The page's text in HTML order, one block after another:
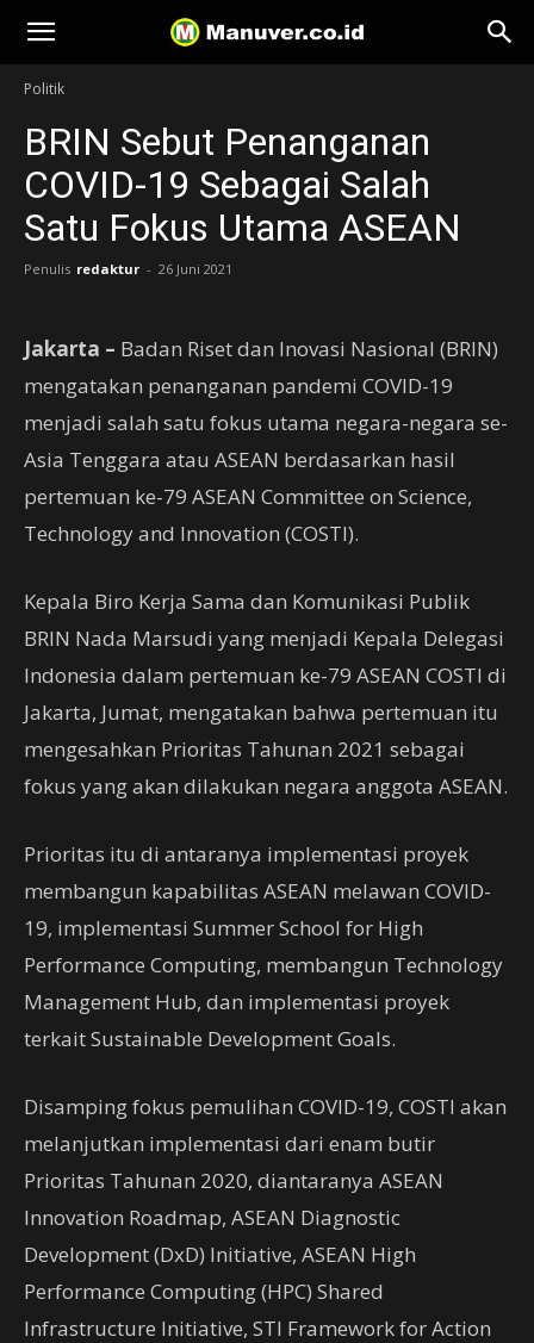
Manuver
Politik
BRIN Sebut Penanganan
COVID-19 Sebagai Salah
Satu Fokus Utama ASEAN
Penulis redaktur - 26 Juni 2021
Jakarta – Badan Riset dan Inovasi Nasional (BRIN)
mengatakan penanganan pandemi COVID-19
menjadi salah satu fokus utama negara-negara se-
Asia Tenggara atau ASEAN berdasarkan hasil
pertemuan ke-79 ASEAN Committee on Science,
Technology and Innovation (COSTI).
Kepala Biro Kerja Sama dan Komunikasi Publik
BRIN Nada Marsudi yang menjadi Kepala Delegasi
Indonesia dalam pertemuan ke-79 ASEAN COSTI di
Jakarta, Jumat, mengatakan bahwa pertemuan itu
mengesahkan Prioritas Tahunan 2021 sebagai
fokus yang akan dilakukan negara anggota ASEAN.
Prioritas itu di antaranya implementasi proyek
membangun kapabilitas ASEAN melawan COVID-
19, implementasi Summer School for High
Performance Computing, membangun Technology
Management Hub, dan implementasi proyek
terkait Sustainable Development Goals.
Disamping fokus pemulihan COVID-19, COSTI akan
melanjutkan implementasi dari enam butir
Prioritas Tahunan 2020, diantaranya ASEAN
Innovation Roadmap, ASEAN Diagnostic
Development (DxD) Initiative, ASEAN High
Performance Computing (HPC) Shared
Infrastructure Initiative, STI Framework for Action